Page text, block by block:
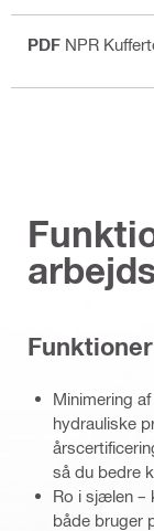
PDF NPR
Funktioner
Minimering
hydrauliske
så du bedre
Ro i sjælen –
både bruger